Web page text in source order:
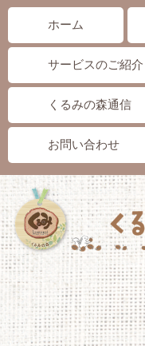
ホーム
サービスのご紹介
くるみの森通信
お問い合わせ